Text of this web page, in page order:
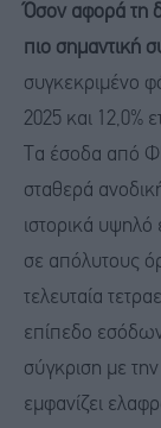
Όσον αφορά τη
πιο σημαντική
συγκεκριμένο
2025 και 12,0%
Τα έσοδα από
σταθερά
ιστορικά
σε απόλυτους
τελευταία
επίπεδο
σύγκριση με
εμφανίζει